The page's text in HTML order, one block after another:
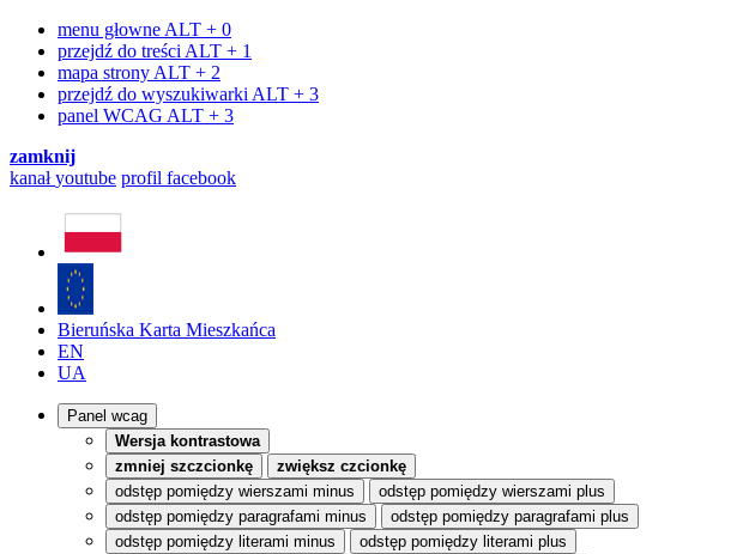
menu głowne ALT + 0
przejdź do treści ALT + 1
mapa strony ALT + 2
przejdź do wyszukiwarki ALT + 3
panel WCAG ALT + 3
zamknij
kanałyoutube profil facebook
Bieruńska Karta Mieszkańca
EN
UA
Panel wcag
Wersja kontrastowa
zmniej szczcionkę
zwiększ czcionkę
odstęp pomiędzy wierszami minus
odstęp pomiędzy wierszami plus
odstęp pomiędzy paragrafami minus
odstęp pomiędzy paragrafami plus
odstęp pomiędzy literami minus
odstęp pomiędzy literami plus